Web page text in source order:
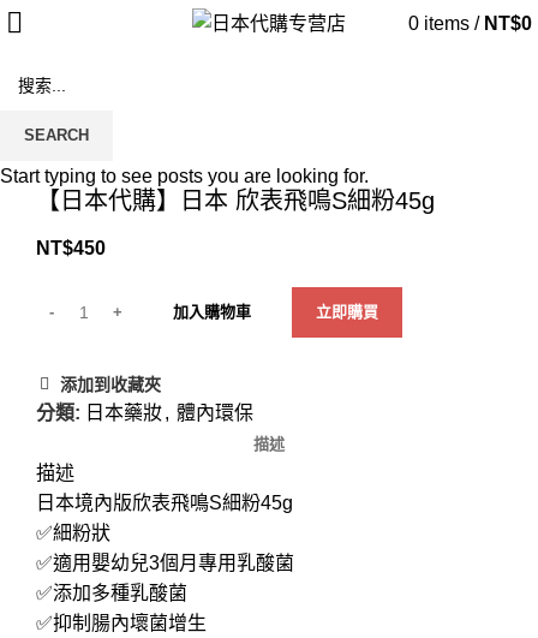
0 items / NT$0
Click to enlarge
【日本代購】日本 欣表飛鳴S細粉45g
NT$450
加入購物車 立即購買
添加到收藏夾
分類: 日本藥妝, 體內環保
描述
描述
日本境內版欣表飛鳴S細粉45g
✅細粉狀
✅適用嬰幼兒3個月專用乳酸菌
✅添加多種乳酸菌
✅抑制腸內壞菌增生
SEARCH
Start typing to see posts you are looking for.